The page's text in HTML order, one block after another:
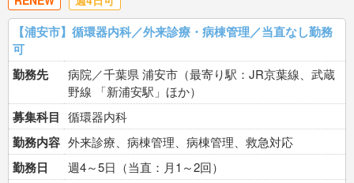
【浦安市】循環器内科／外来診療・病棟管理／当直なし勤務
可
勤務先
病院／千葉県 浦安市（最寄り駅：JR京葉線、武蔵
野線 「新浦安駅」ほか）
募集科目 循環器内科
勤務内容 外来診療、病棟管理、病棟管理、救急対応
勤務日 週4～5日（当直：月1～2回）